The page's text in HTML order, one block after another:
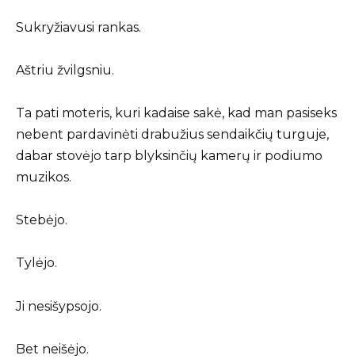
Sukryžiavusi rankas.
Aštriu žvilgsniu.
Ta pati moteris, kuri kadaise sakė, kad man pasiseks
nebent pardavinėti drabužius sendaikčių turguje,
dabar stovėjo tarp blyksinčių kamerų ir podiumo
muzikos.
Stebėjo.
Tylėjo.
Ji nesišypsojo.
Bet neišėjo.